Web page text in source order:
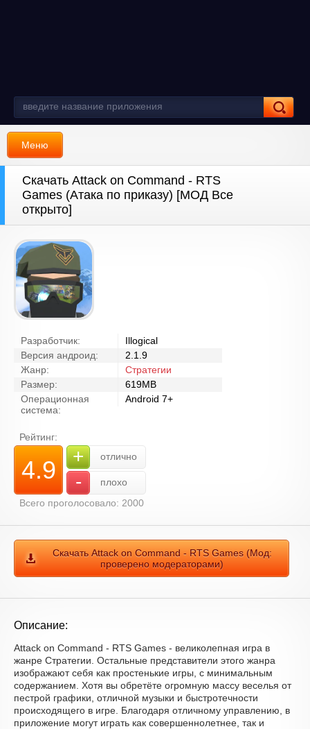
Меню
Скачать Attack on Command - RTS
Games (Атака по приказу) [МОД Все
открыто]
Разработчик:
Illogical
Версия андроид:
2.1.9
Жанр:
Стратегии
Размер:
619MB
Операционная
система:
Android 7+
Рейтинг:
4.9 + отлично
-
плохо
Всего проголосовало: 2000
Скачать Attack on Command - RTS Games (Мод:
проверено модераторами)
Описание:
Attack on Command - RTS Games - великолепная игра в
жанре Стратегии. Остальные представители этого жанра
изображают себя как простенькие игры, с минимальным
содержанием. Хотя вы обретёте огромную массу веселья от
пестрой графики, отличной музыки и быстротечности
происходящего в игре. Благодаря отличному управлению, в
приложение могут играть как совершеннолетнее, так и